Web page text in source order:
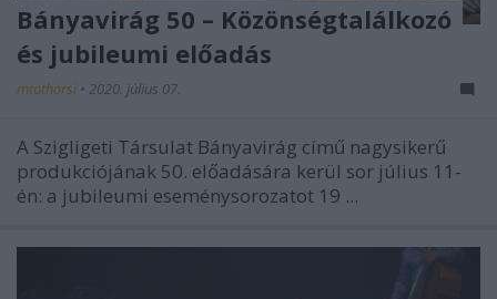
Bányavirág 50 – Közönségtalálkozó
és jubileumi előadás
mtothorsi • 2020. július 07.
A Szigligeti Társulat Bányavirág című nagysikerű
produkciójának 50. előadására kerül sor július 11-
én: a jubileumi eseménysorozatot 19 ...